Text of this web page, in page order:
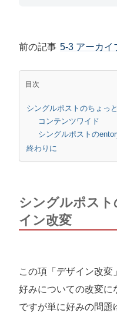
前の記事 5-3 アーカイ
目次
シングルポストのちょっ
コンテンツワイド
シングルポストの
終わりに
シングルポス
イン改変
この項「デザイン改
好みについての改変に
ですが単に好みの問題